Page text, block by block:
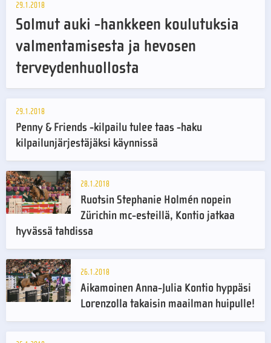
29.1.2018
Solmut auki -hankkeen koulutuksia
valmentamisesta ja hevosen
terveydenhuollosta
29.1.2018
Penny & Friends -kilpailu tulee taas -haku
kilpailunjärjestäjäksi käynnissä
28.1.2018
Ruotsin Stephanie Holmén nopein
Zürichin mc-esteillä, Kontio jatkaa
hyvässä tahdissa
26.1.2018
Aikamoinen Anna-Julia Kontio hyppäsi
Lorenzolla takaisin maailman huipulle!